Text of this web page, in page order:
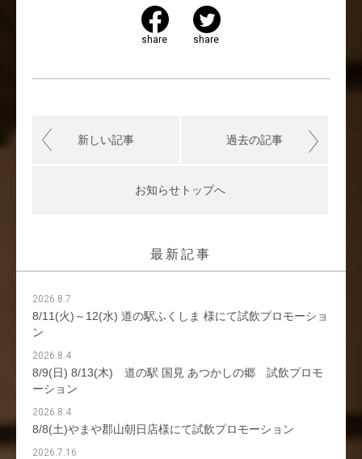
share share
新しい記事
お知らせトップへ
過去の記事
最新記事
2026.8.7
8/11(火)～12(水) 道の駅ふくしま 様にて試飲プロモーショ
ン
2026.8.4
8/9(日) 8/13(木) 道の駅 国見 あつかしの郷 試飲プロモ
ーション
2026.8.4
8/8(土)やまや郡山朝日店様にて試飲プロモーション
2026.7.16